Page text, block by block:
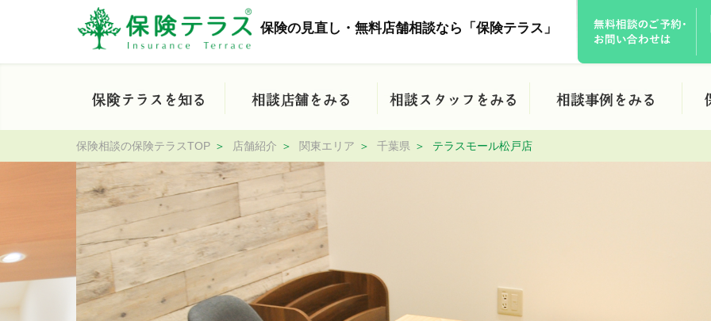
保険の見直し・無料店舗相談なら「保険テラス」
保険相談の保険テラスTOP 店舗紹介 関東エリア 千葉県 テラスモール松戸店